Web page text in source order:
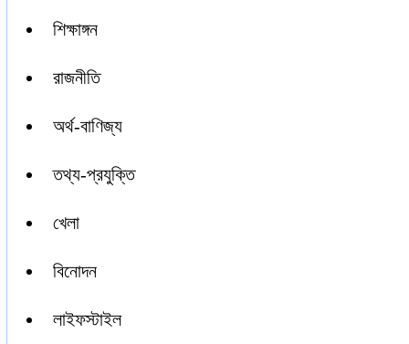
শিক্ষাঙ্গন
রাজনীতি
অর্থ-বাণিজ্য
তথ্য-প্রযুক্তি
খেলা
বিনোদন
লাইফস্টাইল